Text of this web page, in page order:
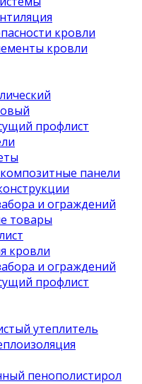
кровли
кровли
профлист
панели
и ограждений
товары
кровли
и ограждений
профлист
утеплитель
пенополистирол